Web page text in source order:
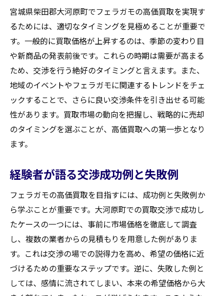
宮城県柴田郡大河原町でフェラガモの高価買取を実現す
るためには、適切なタイミングを見極めることが重要で
す。一般的に買取価格が上昇するのは、季節の変わり目
や新商品の発表前後です。これらの時期は需要が高まる
ため、交渉を行う絶好のタイミングと言えます。また、
地域のイベントやフェラガモに関連するトレンドをチェ
ックすることで、さらに良い交渉条件を引き出せる可能
性があります。買取市場の動向を把握し、戦略的に売却
のタイミングを選ぶことが、高価買取への第一歩となり
ます。
経験者が語る交渉成功例と失敗例
フェラガモの高価買取を目指すには、成功例と失敗例か
ら学ぶことが重要です。大河原町での買取交渉で成功し
たケースの一つには、事前に市場価格を徹底して調査
し、複数の業者からの見積もりを用意した例がありま
す。これは交渉の場での説得力を高め、希望の価格に近
づけるための重要なステップです。逆に、失敗した例と
しては、感情に流されてしまい、本来の希望価格から大